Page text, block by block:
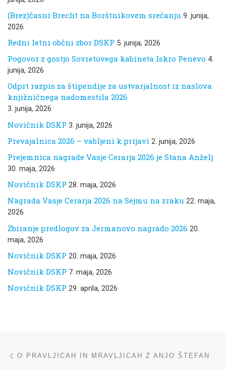
(Brez)časni Brecht na Borštnikovem srečanju 9. junija,
2026
Redni letni občni zbor DSKP 5. junija, 2026
Pogovor z gostjo Sovretovega kabineta Iskro Penevo 4.
junija, 2026
Odprt razpis za štipendije za ustvarjalnost iz naslova
knjižničnega nadomestila 2026
3. junija, 2026
Novičnik DSKP 3. junija, 2026
Prevajalnica 2026 – vabljeni k prijavi 2. junija, 2026
Prejemnica nagrade Vasje Cerarja 2026 je Stana Anželj
30. maja, 2026
Novičnik DSKP 28. maja, 2026
Nagrada Vasje Cerarja 2026 na Sejmu na zraku 22. maja,
2026
Zbiranje predlogov za Jermanovo nagrado 2026 20.
maja, 2026
Novičnik DSKP 20. maja, 2026
Novičnik DSKP 7. maja, 2026
Novičnik DSKP 29. aprila, 2026
Navigacija med prispevki
O PRAVLJICAH IN MRAVLJICAH Z ANJO ŠTEFAN